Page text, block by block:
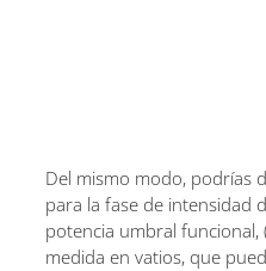
Del mismo modo, podrías
para la fase de intensidad
potencia umbral funcional,
medida en vatios, que